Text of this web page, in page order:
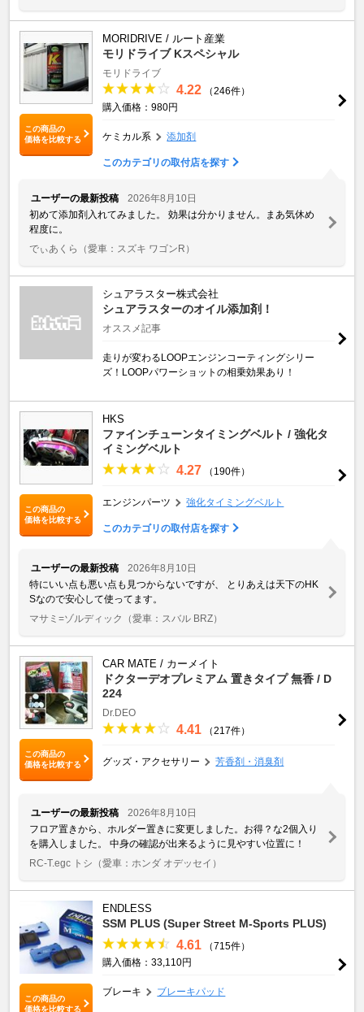
この商品の
価格を比較する
MORIDRIVE / ルート産業
モリドライブ Kスペシャル
モリドライブ
4.22
（246件）
購入価格：980円
ケミカル系 添加剤
このカテゴリの取付店を探す
ユーザーの最新投稿
2026年8月10日
初めて添加剤入れてみました。 効果は分かりません。まあ気休め
程度に。
でぃあくら
（愛車：スズキ ワゴンR）
シュアラスター株式会社
シュアラスターのオイル添加剤！
オススメ記事
走りが変わるLOOPエンジンコーティングシリー
ズ！LOOPパワーショットの相乗効果あり！
この商品の
価格を比較する
HKS
ファインチューンタイミングベルト / 強化タ
イミングベルト
4.27 （190件）
エンジンパーツ 強化タイミングベルト
このカテゴリの取付店を探す
ユーザーの最新投稿
2026年8月10日
特にいい点も悪い点も見つからないですが、 とりあえは天下のHK
Sなので安心して使ってます。
マサミ=ゾルディック
（愛車：スバル BRZ）
この商品の
価格を比較する
CAR MATE / カーメイト
ドクターデオプレミアム 置きタイプ 無香 / D
224
Dr.DEO
4.41 （217件）
グッズ・アクセサリー 芳香剤・消臭剤
ユーザーの最新投稿
2026年8月10日
フロア置きから、ホルダー置きに変更しました。お得？な2個入り
を購入しました。 中身の確認が出来るように見やすい位置に！
RC-T.egc トシ （愛車：ホンダ オデッセイ）
この商品の
価格を比較する
ENDLESS
SSM PLUS (Super Street M-Sports PLUS)
4.61
（715件）
購入価格：33,110円
ブレーキ ブレーキパッド